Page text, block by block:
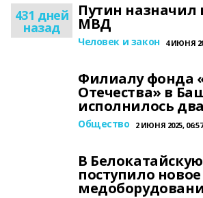
431 дней
назад
Путин назначил
МВД
Человек и закон 4 ИЮНЯ
Филиалу фонда
Отечества» в
исполнилось
Общество 2 ИЮНЯ 2025, 06:57
В
поступило новое